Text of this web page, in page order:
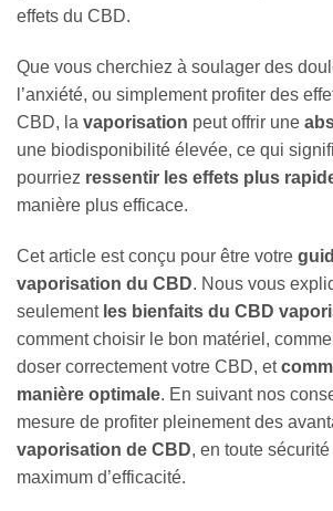
effets du CBD.
Que vous cherchiez à soulager des
l’anxiété, ou simplement profiter des
CBD, la vaporisation peut offrir une
une biodisponibilité élevée, ce qui
pourriez ressentir les effets plus
manière plus efficace.
Cet article est conçu pour être votre
vaporisation du CBD. Nous vous
seulement les bienfaits du CBD
comment choisir le bon matériel,
doser correctement votre CBD, et
manière optimale. En suivant nos
mesure de profiter pleinement des
vaporisation de CBD, en toute
maximum d’efficacité.